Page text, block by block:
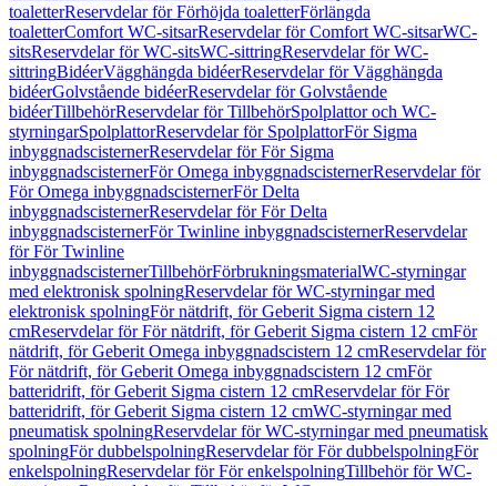
toaletterReservdelar för Förhöjda toaletterFörlängda
toaletterComfort WC-sitsarReservdelar för Comfort WC-sitsarWC-
sitsReservdelar för WC-sitsWC-sittringReservdelar för WC-
sittringBidéerVägghängda bidéerReservdelar för Vägghängda
bidéerGolvstående bidéerReservdelar för Golvstående
bidéerTillbehörReservdelar för TillbehörSpolplattor och WC-
styrningarSpolplattorReservdelar för SpolplattorFör Sigma
inbyggnadscisternerReservdelar för För Sigma
inbyggnadscisternerFör Omega inbyggnadscisternerReservdelar för
För Omega inbyggnadscisternerFör Delta
inbyggnadscisternerReservdelar för För Delta
inbyggnadscisternerFör Twinline inbyggnadscisternerReservdelar
för För Twinline
inbyggnadscisternerTillbehörFörbrukningsmaterialWC-styrningar
med elektronisk spolningReservdelar för WC-styrningar med
elektronisk spolningFör nätdrift, för Geberit Sigma cistern 12
cmReservdelar för För nätdrift, för Geberit Sigma cistern 12 cmFör
nätdrift, för Geberit Omega inbyggnadscistern 12 cmReservdelar för
För nätdrift, för Geberit Omega inbyggnadscistern 12 cmFör
batteridrift, för Geberit Sigma cistern 12 cmReservdelar för För
batteridrift, för Geberit Sigma cistern 12 cmWC-styrningar med
pneumatisk spolningReservdelar för WC-styrningar med pneumatisk
spolningFör dubbelspolningReservdelar för För dubbelspolningFör
enkelspolningReservdelar för För enkelspolningTillbehör för WC-